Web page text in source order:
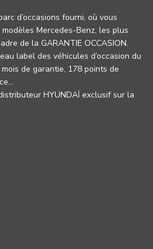
d’occasions fourni, où vous
Mercedes-Benz, les plus
de la GARANTIE OCCASION.
label des véhicules d’occasion du
de garantie, 178 points de
HYUNDAÏ exclusif sur la